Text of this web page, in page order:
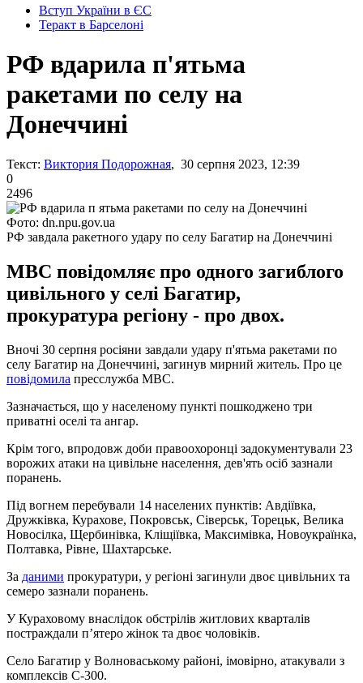
Вступ України в ЄС
Теракт в Барселоні
РФ вдарила п'ятьма
ракетами по селу на
Донеччині
Текст: Виктория Подорожная, 30 серпня 2023, 12:39
0
2496
Фото: dn.npu.gov.ua
РФ завдала ракетного удару по селу Багатир на Донеччині
МВС повідомляє про одного загиблого
цивільного у селі Багатир,
прокуратура регіону - про двох.
Вночі 30 серпня росіяни завдали удару п'ятьма ракетами по
селу Багатир на Донеччині, загинув мирний житель. Про це
повідомила пресслужба МВС.
Зазначається, що у населеному пункті пошкоджено три
приватні оселі та ангар.
Крім того, впродовж доби правоохоронці задокументували 23
ворожих атаки на цивільне населення, дев'ять осіб зазнали
поранень.
Під вогнем перебували 14 населених пунктів: Авдіївка,
Дружківка, Курахове, Покровськ, Сіверськ, Торецьк, Велика
Новосілка, Щербинівка, Кліщіївка, Максимівка, Новоукраїнка,
Полтавка, Рівне, Шахтарське.
За даними прокуратури, у регіоні загинули двоє цивільних та
семеро зазнали поранень.
У Кураховому внаслідок обстрілів житлових кварталів
постраждали п’ятеро жінок та двоє чоловіків.
Село Багатир у Волноваському районі, імовірно, атакували з
комплексів С-300.